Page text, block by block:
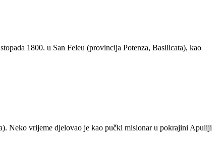
1800. u San Feleu (provincija Potenza, Basilicata), kao
Neko vrijeme djelovao je kao pučki misionar u pokrajini Apuliji